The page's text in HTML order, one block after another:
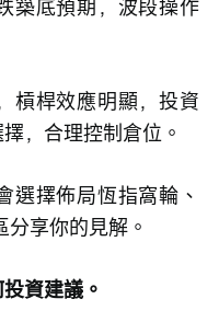
築底預期，波段操作
槓桿效應明顯，投資
，合理控制倉位。
選擇佈局恆指窩輪、
享你的見解。
資建議。